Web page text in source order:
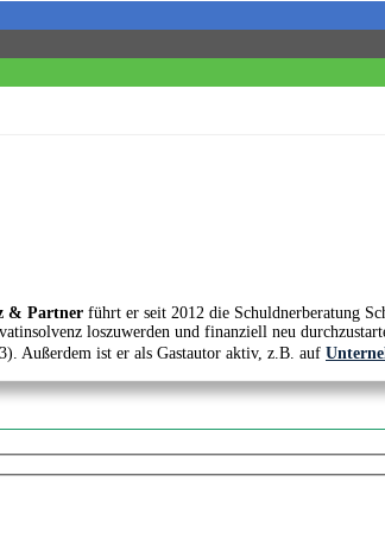
& Partner führt er seit 2012 die Schuldnerberatung
loszuwerden und finanziell neu
Außerdem ist er als Gastautor aktiv, z.B. auf